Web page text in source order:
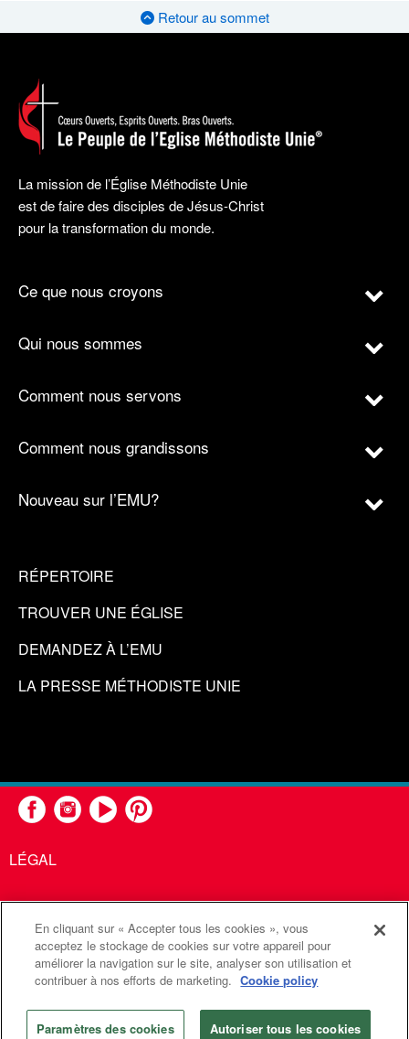
Retour au sommet
La mission de l’Église Méthodiste Unie
est de faire des disciples de Jésus-Christ
pour la transformation du monde.
Ce que nous croyons
Qui nous sommes
Comment nous servons
Comment nous grandissons
Nouveau sur l’EMU?
RÉPERTOIRE
TROUVER UNE ÉGLISE
DEMANDEZ À L’EMU
LA PRESSE MÉTHODISTE UNIE
LÉGAL
United Methodist Communications est une agence de l'Église
Méthodiste Unie
Communications Méthodistes Unies. Tous droits
réservés
En cliquant sur « Accepter tous les cookies », vous
acceptez le stockage de cookies sur votre appareil pour
améliorer la navigation sur le site, analyser son utilisation et
contribuer à nos efforts de marketing. Cookie policy
Paramètres des cookies Autoriser tous les cookies